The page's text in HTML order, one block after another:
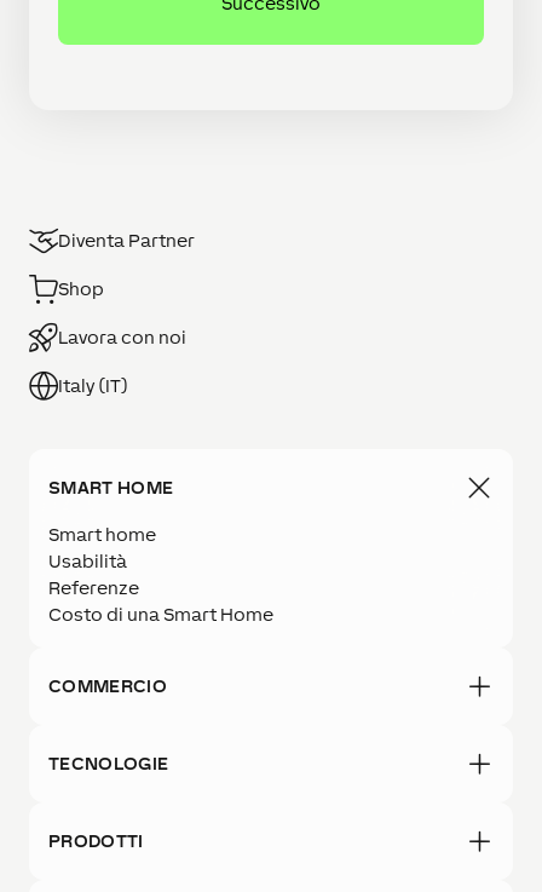
Diventa Partner
Shop
Lavora con noi
Italy (IT)
SMART HOME
Smart home
Usabilità
Referenze
Costo di una Smart Home
COMMERCIO
TECNOLOGIE
PRODOTTI